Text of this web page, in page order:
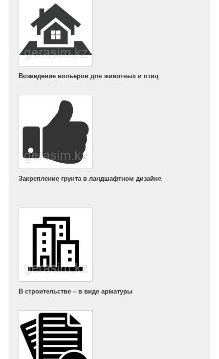
Возведение вольеров для животных и птиц
Закрепление грунта в ландшафтном дизайне
В строительстве – в виде арматуры